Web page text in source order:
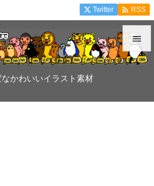
かわいいイラスト素材


Twitter  RSS